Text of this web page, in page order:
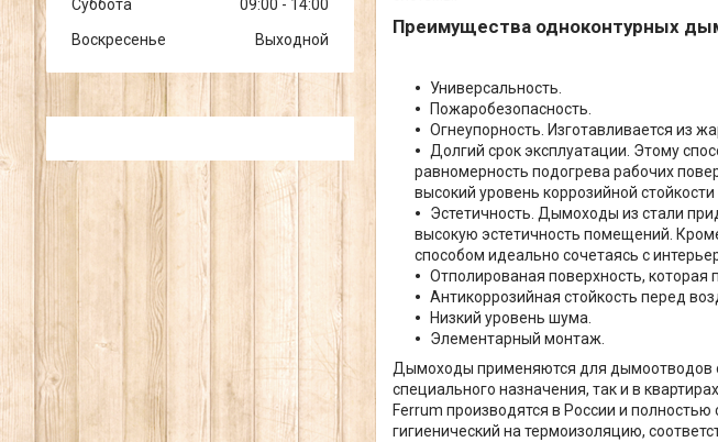
Преимущества одноконтурных
Универсальность.
Пожаробезопасность.
Огнеупорность. Изготавливается из
Долгий срок эксплуатации. Этому
равномерность подогрева рабочих
высокий уровень коррозийной стойкости
Эстетичность. Дымоходы из стали
высокую эстетичность помещений.
способом идеально сочетаясь с
Отполированая поверхность, которая
Антикоррозийная стойкость перед
Низкий уровень шума.
Элементарный монтаж.
Дымоходы применяются для дымоотводов
специального назначения, так и в
Ferrum производятся в России и
гигиенический на термоизоляцию,
Суббота 09:00
14:00
Воскресенье
Выходной